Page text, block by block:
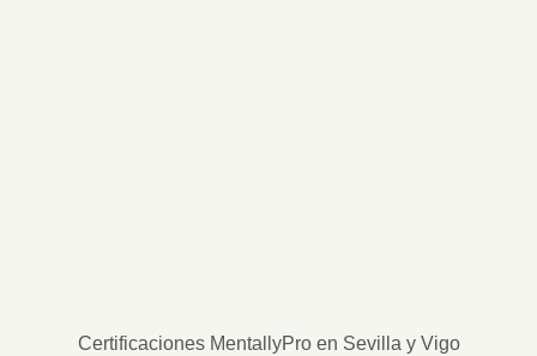
Certificaciones MentallyPro en Sevilla y Vigo